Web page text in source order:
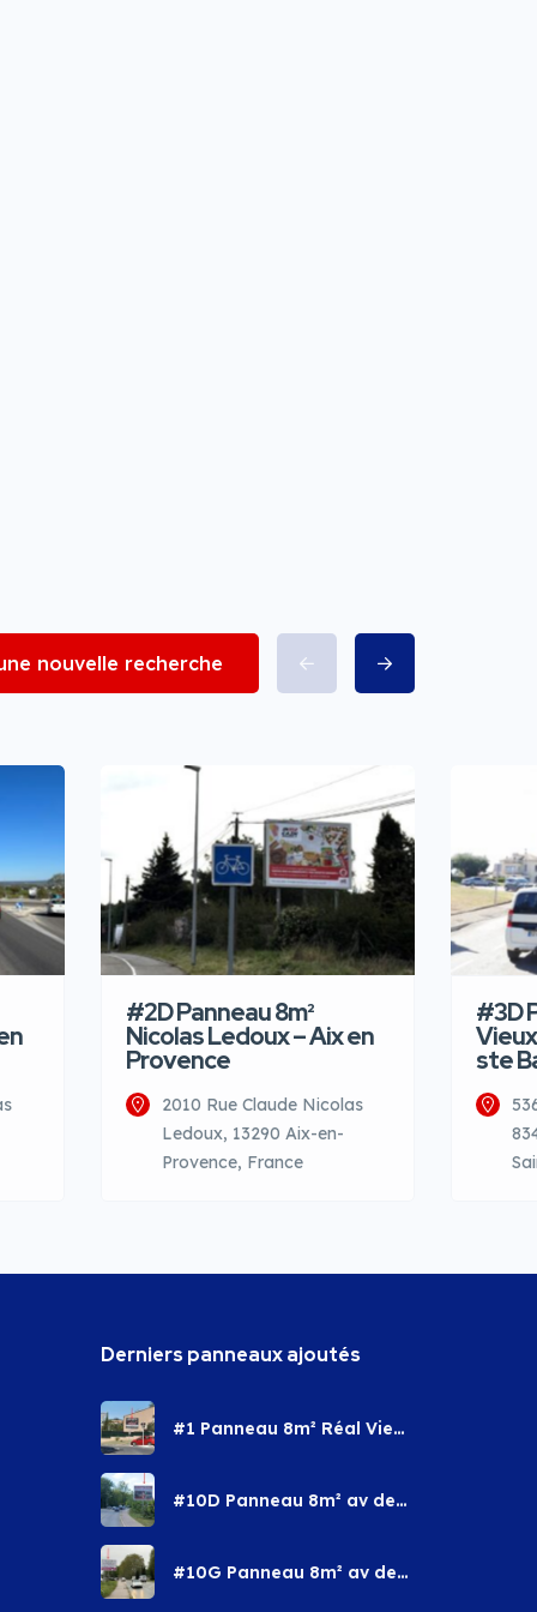
nouvelle recherche
#2D Panneau 8m²
Nicolas Ledoux – Aix en
Provence
2010 Rue Claude Nicolas
Ledoux, 13290 Aix-en-
Provence, France
#3D
ste
Derniers panneaux ajoutés
#1 Panneau 8m² Réal Vieux
#10D Panneau 8m² av des
#10G Panneau 8m² av des